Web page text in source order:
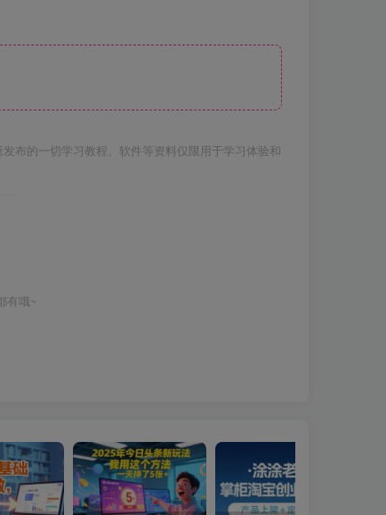
布的一切学习教程、软件等资料仅限用于学习体验和
有哦~